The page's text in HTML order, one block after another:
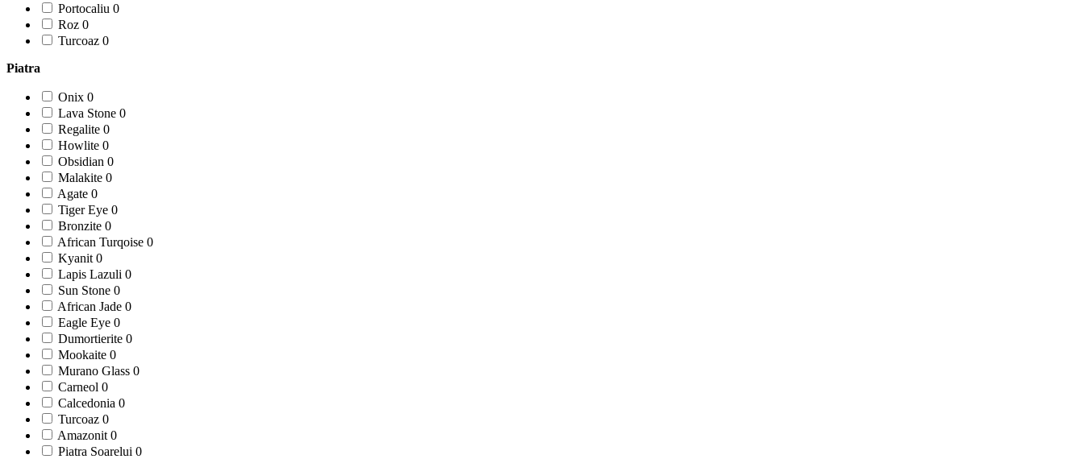
Portocaliu 0
Roz 0
Turcoaz 0
Piatra
Onix 0
Lava Stone 0
Regalite 0
Howlite 0
Obsidian 0
Malakite 0
Agate 0
Tiger Eye 0
Bronzite 0
African Turqoise 0
Kyanit 0
Lapis Lazuli 0
Sun Stone 0
African Jade 0
Eagle Eye 0
Dumortierite 0
Mookaite 0
Murano Glass 0
Carneol 0
Calcedonia 0
Turcoaz 0
Amazonit 0
Piatra Soarelui 0